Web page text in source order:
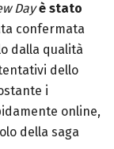
Dayè stato
confermata
dalla qualità
dello
i
online,
della saga